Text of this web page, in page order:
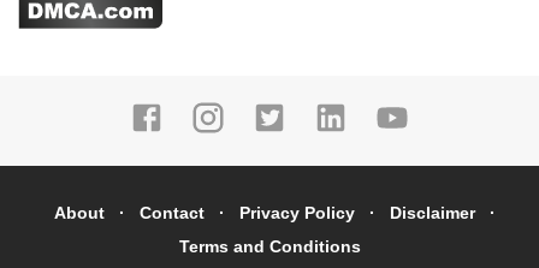
About Contact Privacy Policy
Disclaimer
Terms and Conditions